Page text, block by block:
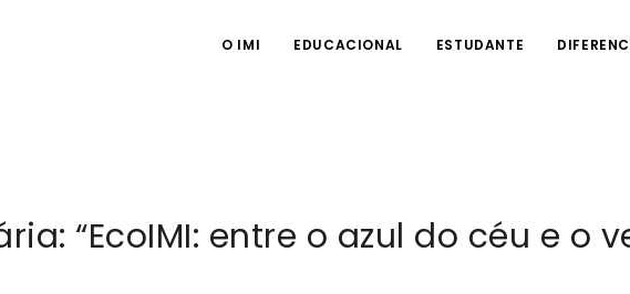
O IMI EDUCACIONAL ESTUDANTE
“EcoIMI: entre o azul do céu e o